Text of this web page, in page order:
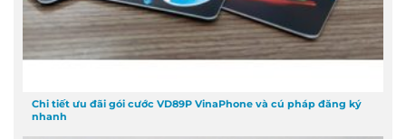
Chi tiết ưu đãi gói cước VD89P VinaPhone và cú pháp đăng ký
nhanh